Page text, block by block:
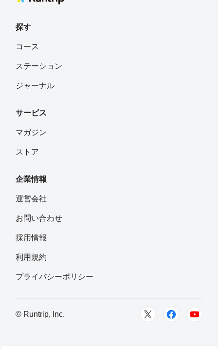
探す
コース
ステーション
ジャーナル
サービス
マガジン
ストア
企業情報
運営会社
お問い合わせ
採用情報
利用規約
プライバシーポリシー
© Runtrip, Inc.